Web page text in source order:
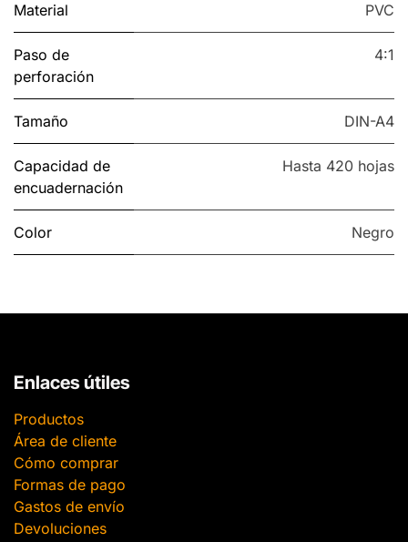
Material PVC
Paso de
perforación
4:1
Tamaño DIN-A4
Capacidad de
encuadernación
Hasta 420 hojas
Color Negro
Enlaces útiles
Productos
Área de cliente
Cómo comprar
Formas de pago
Gastos de envío
Devoluciones